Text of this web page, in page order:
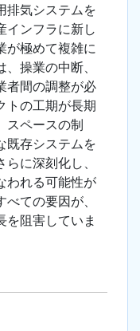
排気システムを
インフラに新し
が極めて複雑に
操業の中断、
者間の調整が必
トの工期が長期
スペースの制
既存システムを
に深刻化し、
われる可能性が
ての要因が、
を阻害していま